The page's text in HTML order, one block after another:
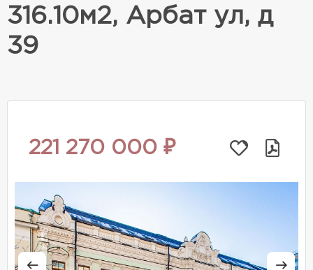
316.10м2, Арбат ул, д
39
221 270 000 ₽